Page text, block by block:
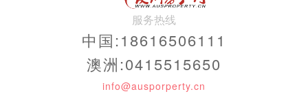
收益率计算，将带来 31,200 澳元的总租金收入。
如果明年房价以与前一年相同的速度上涨，那么这套房产在 12 个月内的
价值可能达到 730,950 澳元。这意味着租金和资本增长的潜在总收益合
相比之下，如果我们对全国平均公寓价格和租金收益率进行同样的计
算，则仅有原始购买价格的 8.5% 可作为租金和资本增长。
服务热线
中国:18616506111
澳洲:0415515650
info@ausporperty.cn